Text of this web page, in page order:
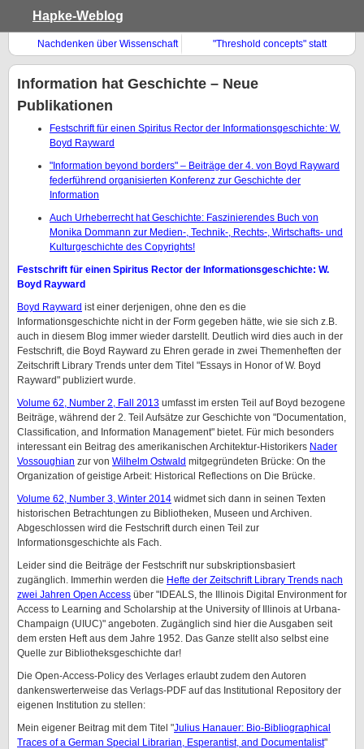
Hapke-Weblog
Nachdenken über Wissenschaft
– nachhaltig!
"Threshold concepts" statt
Standards zur
Information hat Geschichte – Neue
Publikationen
Festschrift für einen Spiritus Rector der Informationsgeschichte: W.
Boyd Rayward
"Information beyond borders" – Beiträge der 4. von Boyd Rayward
federführend organisierten Konferenz zur Geschichte der
Information
Auch Urheberrecht hat Geschichte: Faszinierendes Buch von
Monika Dommann zur Medien-, Technik-, Rechts-, Wirtschafts- und
Kulturgeschichte des Copyrights!
Festschrift für einen Spiritus Rector der Informationsgeschichte: W.
Boyd Rayward
Boyd Rayward ist einer derjenigen, ohne den es die
Informationsgeschichte nicht in der Form gegeben hätte, wie sie sich z.B.
auch in diesem Blog immer wieder darstellt. Deutlich wird dies auch in der
Festschrift, die Boyd Rayward zu Ehren gerade in zwei Themenheften der
Zeitschrift Library Trends unter dem Titel "Essays in Honor of W. Boyd
Rayward" publiziert wurde.
Volume 62, Number 2, Fall 2013 umfasst im ersten Teil auf Boyd bezogene
Beiträge, während der 2. Teil Aufsätze zur Geschichte von "Documentation,
Classification, and Information Management" bietet. Für mich besonders
interessant ein Beitrag des amerikanischen Architektur-Historikers Nader
Vossoughian zur von Wilhelm Ostwald mitgegründeten Brücke: On the
Organization of geistige Arbeit: Historical Reflections on Die Brücke.
Volume 62, Number 3, Winter 2014 widmet sich dann in seinen Texten
historischen Betrachtungen zu Bibliotheken, Museen und Archiven.
Abgeschlossen wird die Festschrift durch einen Teil zur
Informationsgeschichte als Fach.
Leider sind die Beiträge der Festschrift nur subskriptionsbasiert
zugänglich. Immerhin werden die Hefte der Zeitschrift Library Trends nach
zwei Jahren Open Access über "IDEALS, the Illinois Digital Environment for
Access to Learning and Scholarship at the University of Illinois at Urbana-
Champaign (UIUC)" angeboten. Zugänglich sind hier die Ausgaben seit
dem ersten Heft aus dem Jahre 1952. Das Ganze stellt also selbst eine
Quelle zur Bibliotheksgeschichte dar!
Die Open-Access-Policy des Verlages erlaubt zudem den Autoren
dankenswerterweise das Verlags-PDF auf das Institutional Repository der
eigenen Institution zu stellen:
Mein eigener Beitrag mit dem Titel "Julius Hanauer: Bio-Bibliographical
Traces of a German Special Librarian, Esperantist, and Documentalist"